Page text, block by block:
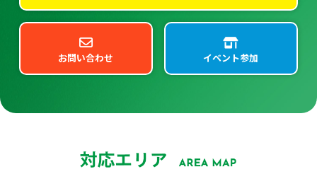
お問い合わせ イベント参加